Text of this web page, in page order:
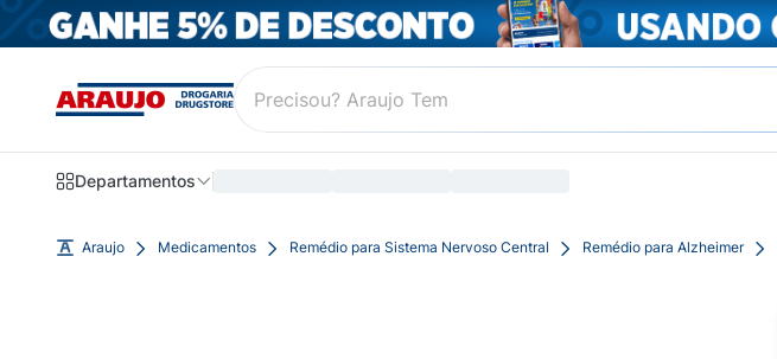
Departamentos
Araujo Medicamentos Remédio para Sistema Nervoso Central Remédio para Alzheimer